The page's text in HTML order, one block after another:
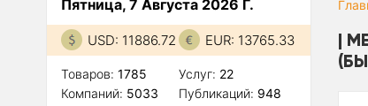
Пятница, 7 Августа 2026 Г.
USD: 11886.72 EUR: 13765.33
Товаров: 1785
Компаний: 5033
Услуг: 22
Публикаций: 948